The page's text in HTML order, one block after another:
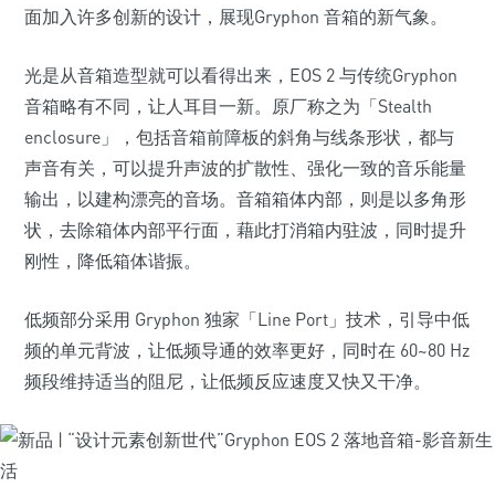
面加入许多创新的设计，展现Gryphon 音箱的新气象。
光是从音箱造型就可以看得出来，EOS 2 与传统Gryphon
音箱略有不同，让人耳目一新。原厂称之为「Stealth
enclosure」，包括音箱前障板的斜角与线条形状，都与
声音有关，可以提升声波的扩散性、强化一致的音乐能量
输出，以建构漂亮的音场。音箱箱体内部，则是以多角形
状，去除箱体内部平行面，藉此打消箱内驻波，同时提升
刚性，降低箱体谐振。
低频部分采用 Gryphon 独家「Line Port」技术，引导中低
频的单元背波，让低频导通的效率更好，同时在 60~80 Hz
频段维持适当的阻尼，让低频反应速度又快又干净。